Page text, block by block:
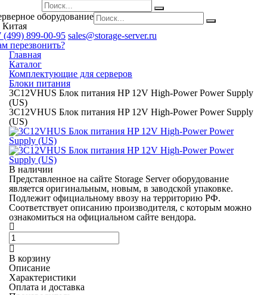
оборудование
Китая
(499) 899-00-95 sales@storage-server.ru
перезвонить?
Главная
Каталог
Комплектующие для серверов
Блоки питания
3C12VHUS Блок питания HP 12V High-Power Power Supply
(US)
3C12VHUS Блок питания HP 12V High-Power Power Supply
(US)
В наличии
Представленное на сайте Storage Server оборудование
является оригинальным, новым, в заводской упаковке.
Подлежит официальному ввозу на территорию РФ.
Соответствует описанию производителя, с которым можно
ознакомиться на официальном сайте вендора.
В корзину
Описание
Характеристики
Оплата и доставка